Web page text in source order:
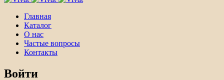
Главная
Каталог
О нас
Частые вопросы
Контакты
Войти